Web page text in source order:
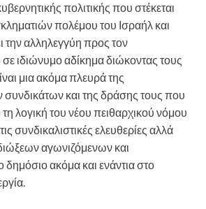
πολιτικής που στέκεται
πολέμου του Ισραήλ και
την αλληλεγγύη προς τον
σε ιδιώνυμο αδίκημα διώκοντας τους
μια ακόμα πλευρά της
και της δράσης τους που
λογική του νέου πειθαρχικού νόμου
συνδικαλιστικές ελευθερίες αλλά
αγωνιζόμενων και
δημόσιο ακόμα και ενάντια στο